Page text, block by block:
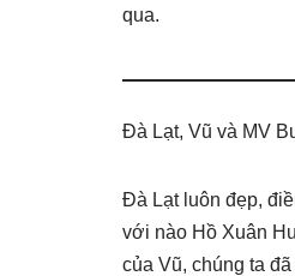
qua.
Đà Lạt, Vũ và MV
Đà Lạt luôn đẹp,
với nào Hồ Xuân
của Vũ, chúng ta